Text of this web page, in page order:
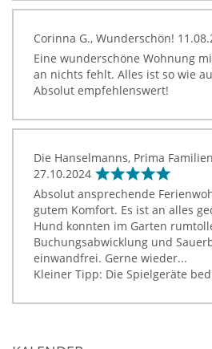
Corinna G., Wunderschön!
Eine wunderschöne Wohnung
an nichts fehlt. Alles ist so wie
Absolut empfehlenswert!
Die Hanselmanns, Prima
27.10.2024
Absolut ansprechende
gutem Komfort. Es ist an alles
Hund konnten im Garten
Buchungsabwicklung und
einwandfrei. Gerne wieder...
Kleiner Tipp: Die Spielgeräte